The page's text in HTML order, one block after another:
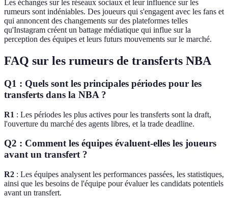
Les échanges sur les réseaux sociaux et leur influence sur les
rumeurs sont indéniables. Des joueurs qui s'engagent avec les fans et
qui annoncent des changements sur des plateformes telles
qu'Instagram créent un battage médiatique qui influe sur la
perception des équipes et leurs futurs mouvements sur le marché.
FAQ sur les rumeurs de transferts NBA
Q1 : Quels sont les principales périodes pour les
transferts dans la NBA ?
R1 : Les périodes les plus actives pour les transferts sont la draft,
l'ouverture du marché des agents libres, et la trade deadline.
Q2 : Comment les équipes évaluent-elles les joueurs
avant un transfert ?
R2 : Les équipes analysent les performances passées, les statistiques,
ainsi que les besoins de l'équipe pour évaluer les candidats potentiels
avant un transfert.